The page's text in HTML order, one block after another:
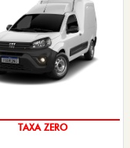
TAXA ZERO